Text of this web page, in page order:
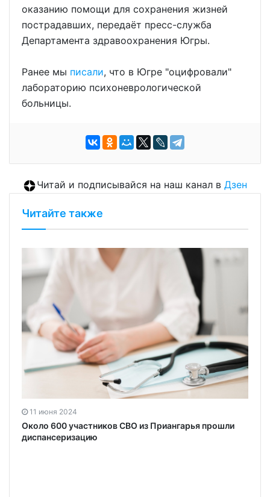
оказанию помощи для сохранения жизней
пострадавших, передаёт пресс-служба
Департамента здравоохранения Югры.
Ранее мы писали, что в Югре "оцифровали"
лабораторию психоневрологической
больницы.
Читай и подписывайся на наш канал в Дзен
Читайте также
11 июня 2024
Около 600 участников СВО из Приангарья прошли
диспансеризацию